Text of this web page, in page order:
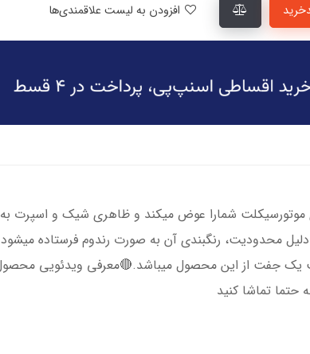
ی موتورسیکلت شمارا عوض میکند و ظاهری شیک و اسپرت
محدودیت، رنگبندی آن به صورت رندوم فرستاده
یک جفت از این محصول میباشد.🔴معرفی ویدئویی
تماشا کنید